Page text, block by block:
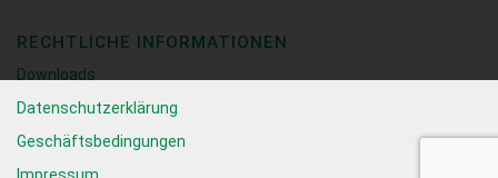
RECHTLICHE INFORMATIONEN
Downloads
Datenschutzerklärung
Geschäftsbedingungen